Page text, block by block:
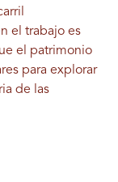
el trabajo es
el patrimonio
para explorar
de las